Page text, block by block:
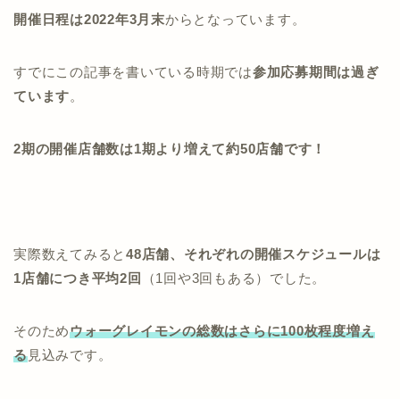
開催日程は2022年3月末からとなっています。
すでにこの記事を書いている時期では参加応募期間は過ぎ
ています。
2期の開催店舗数は1期より増えて約50店舗です！
実際数えてみると48店舗、それぞれの開催スケジュールは
1店舗につき平均2回
（1回や3回もある）でした。
そのためウォーグレイモンの総数はさらに100枚程度増え
る見込みです。